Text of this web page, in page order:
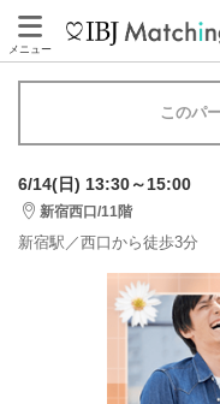
メニュー
このパ
6/14(日) 13:30～15:00
新宿西口/11階
新宿駅／西口から徒歩3分